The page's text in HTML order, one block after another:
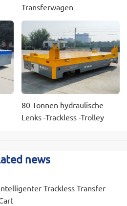
Transferwagen
80 Tonnen hydraulische
Lenks -Trackless -Trolley
news
Trackless Transfer